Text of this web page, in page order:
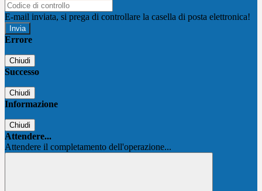
E-mail inviata, si prega di controllare la casella di posta elettronica!
Errore
Chiudi
Successo
Chiudi
Informazione
Chiudi
Attendere...
Attendere il completamento dell'operazione...